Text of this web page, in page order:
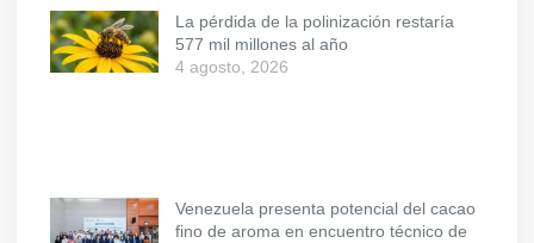
La pérdida de la polinización restaría
577 mil millones al año
4 agosto, 2026
Venezuela presenta potencial del cacao
fino de aroma en encuentro técnico de